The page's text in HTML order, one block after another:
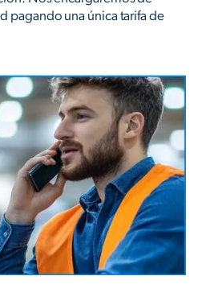
pagando una única tarifa de